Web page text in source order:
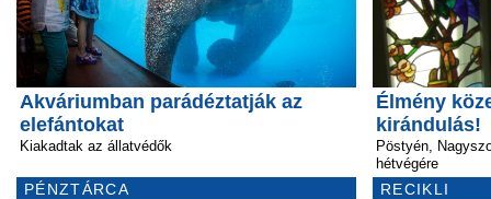
Akváriumban parádéztatják az
elefántokat
Kiakadtak az állatvédők
PÉNZTÁRCA
Élmény
kirándulás!
Pöstyén,
hétvégére
RECIKLI